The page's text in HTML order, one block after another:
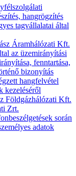
hangrögzítés
tagvállalatai által
Áramhálózati Kft.
az üzemirányítási
fenntartása,
bizonyítás
hangfelvétel
kezeléséről
Földgázhálózati Kft.
Zrt.
során
adatok